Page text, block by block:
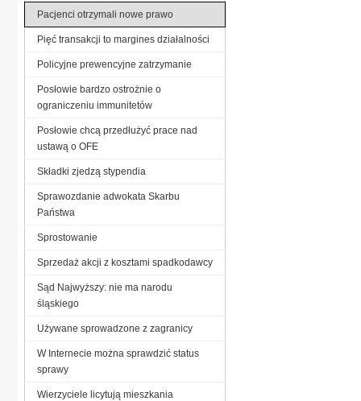
Pacjenci otrzymali nowe prawo
Pięć transakcji to margines działalności
Policyjne prewencyjne zatrzymanie
Posłowie bardzo ostrożnie o
ograniczeniu immunitetów
Posłowie chcą przedłużyć prace nad
ustawą o OFE
Składki zjedzą stypendia
Sprawozdanie adwokata Skarbu
Państwa
Sprostowanie
Sprzedaż akcji z kosztami spadkodawcy
Sąd Najwyższy: nie ma narodu
śląskiego
Używane sprowadzone z zagranicy
W Internecie można sprawdzić status
sprawy
Wierzyciele licytują mieszkania